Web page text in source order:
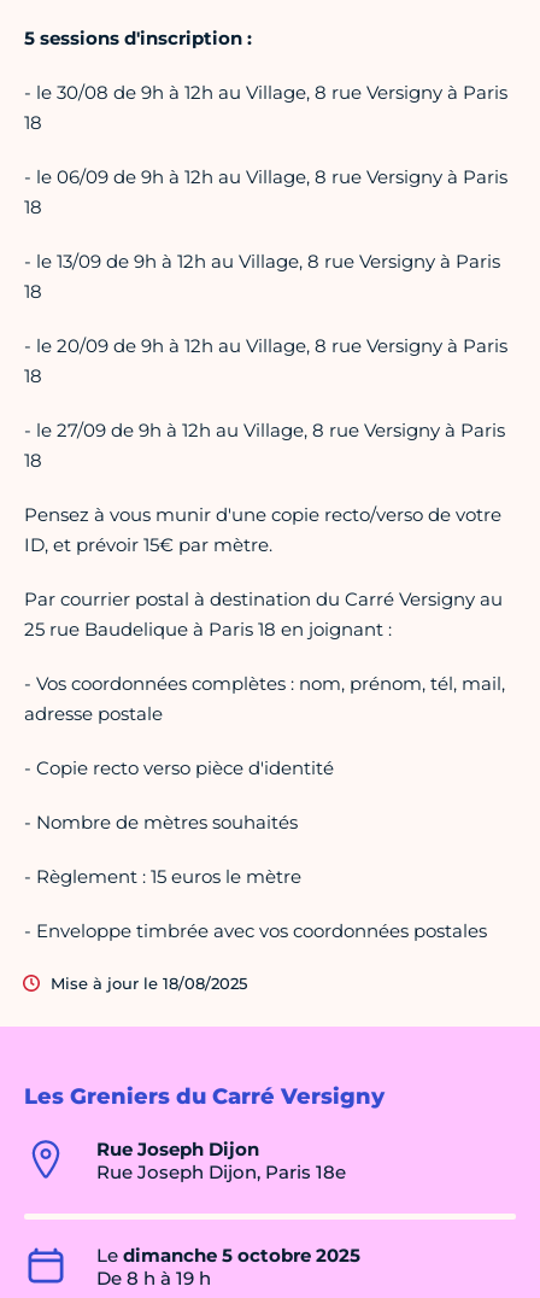
Les Greniers du Carré Versigny
Rue Joseph Dijon
Rue Joseph Dijon, Paris 18e
Le dimanche 5 octobre 2025
De 8 h à 19 h
5 sessions d'inscription :
- le 30/08 de 9h à 12h au Village, 8 rue Versigny à Paris
18
- le 06/09 de 9h à 12h au Village, 8 rue Versigny à Paris
18
- le 13/09 de 9h à 12h au Village, 8 rue Versigny à Paris
18
- le 20/09 de 9h à 12h au Village, 8 rue Versigny à Paris
18
- le 27/09 de 9h à 12h au Village, 8 rue Versigny à Paris
18
Pensez à vous munir d'une copie recto/verso de votre
ID, et prévoir 15€ par mètre.
Par courrier postal à destination du Carré Versigny au
25 rue Baudelique à Paris 18 en joignant :
- Vos coordonnées complètes : nom, prénom, tél, mail,
adresse postale
- Copie recto verso pièce d'identité
- Nombre de mètres souhaités
- Règlement : 15 euros le mètre
- Enveloppe timbrée avec vos coordonnées postales
Mise à jour le 18/08/2025